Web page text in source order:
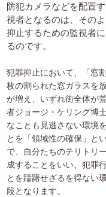
防犯カメラなどを配置
視者となるのは、その
抑止するための監視者
るのです。
犯罪抑止において、「窓
枚の割られた窓ガラスを
が増え、いずれ街全体が
者ジョージ・ケリング博
なことも見逃さない環境
とを「領域性の確保」と
で、自分たちのテリトリ
成することをいい、犯罪
とを躊躇せざるを得ない
段となります。